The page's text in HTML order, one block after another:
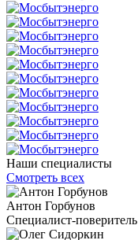
Наши специалисты
Смотреть всех
Антон Горбунов
Специалист-поверитель